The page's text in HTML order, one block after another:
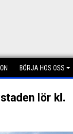
BÖRJA HOS OSS
lör kl.